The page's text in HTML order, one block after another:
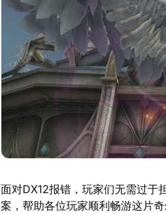
面对DX12报错，玩家们无需过于
案，帮助各位玩家顺利畅游这片奇